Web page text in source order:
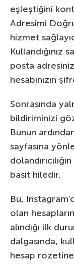
eşleştiğini
Adresimi
hizmet
Kullandığınız
posta
hesabınızın
Sonrasında
bildiriminizi
Bunun
sayfasına
basit hiledir.
Bu,
olan
alındığı ilk
dalgasında,
hesap